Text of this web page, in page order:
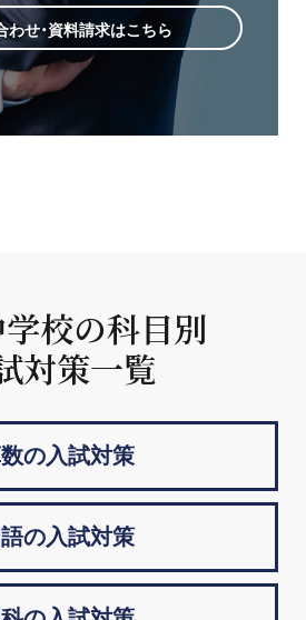
わせ・資料請求はこちら
校の科目別
対策一覧
の入試対策
の入試対策